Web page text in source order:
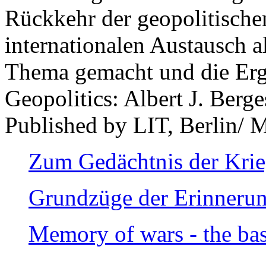
Rückkehr der
internationalen Austausch
Thema gemacht und die
Geopolitics: Albert J.
Published by LIT, Berlin/
Zum Gedächtnis der
Grundzüge der
Memory of wars - the